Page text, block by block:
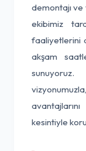
demontajı ve
ekibimiz
faaliyetlerini
akşam
kesintiyle